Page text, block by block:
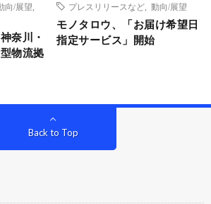
向/展望
奈川・
物流拠
プレスリリースなど
動向/展望
モノタロウ、「お届け希望日
指定サービス」開始
Back to Top